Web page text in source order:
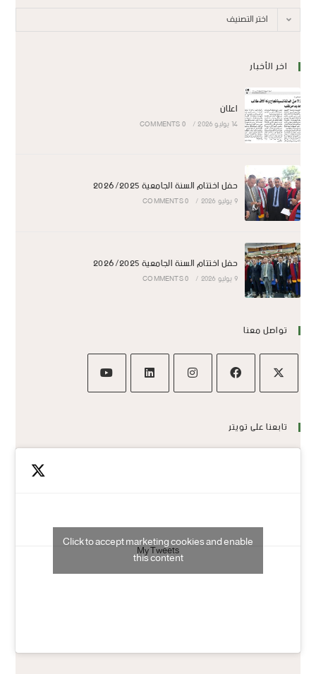
اختر التصنيف
اخر الأخبار
اعلان
14 يوليو 2026 /
0 COMMENTS
حفل اختتام السنة الجامعية 2026/2025
9 يوليو 2026 /
0 COMMENTS
حفل اختتام السنة الجامعية 2026/2025
9 يوليو 2026 /
0 COMMENTS
تواصل معنا
تابعنا على تويتر
My Tweets
Click to accept marketing cookies and enable
this content